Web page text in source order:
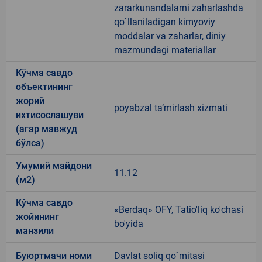
zararkunandalarni zaharlashda
qo`llaniladigan kimyoviy
moddalar va zaharlar, diniy
mazmundagi materiallar
Кўчма савдо
объектининг
жорий
ихтисослашуви
(агар мавжуд
бўлса)
poyabzal taʼmirlash xizmati
Умумий майдони
(м2)
11.12
Кўчма савдо
жойининг
манзили
«Berdaq» OFY, Tatio'liq ko'chasi
bo'yida
Буюртмачи номи Davlat soliq qo`mitasi